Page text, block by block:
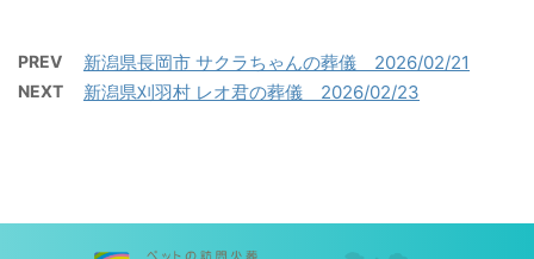
PREV 新潟県長岡市 サクラちゃんの葬儀 2026/02/21
NEXT 新潟県刈羽村 レオ君の葬儀 2026/02/23